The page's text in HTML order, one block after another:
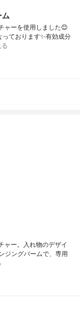
ャーを使用しました😊
ております✨有効成分
ャー。入れ物のデザイ
ジングバームで、専用